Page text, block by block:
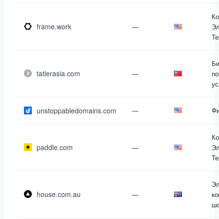
frame.work —
tatlerasia.com —
unstoppabledomains.com —
paddle.com —
house.com.au —